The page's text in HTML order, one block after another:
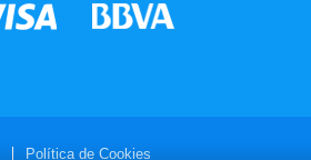
Política de Cookies